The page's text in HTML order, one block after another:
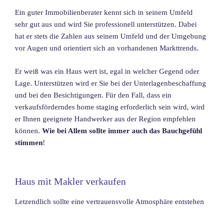
Ein guter Immobilienberater kennt sich in seinem Umfeld
sehr gut aus und wird Sie professionell unterstützen. Dabei
hat er stets die Zahlen aus seinem Umfeld und der Umgebung
vor Augen und orientiert sich an vorhandenen Markttrends.
Er weiß was ein Haus wert ist, egal in welcher Gegend oder
Lage. Unterstützen wird er Sie bei der Unterlagenbeschaffung
und bei den Besichtigungen. Für den Fall, dass ein
verkaufsförderndes home staging erforderlich sein wird, wird
er Ihnen geeignete Handwerker aus der Region empfehlen
können. Wie bei Allem sollte immer auch das Bauchgefühl
stimmen!
Haus mit Makler verkaufen
Letzendlich sollte eine vertrauensvolle Atmosphäre entstehen